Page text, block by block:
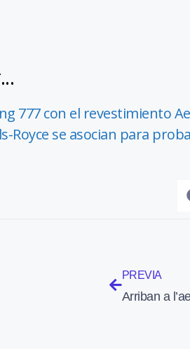
777 con el revestimiento
Royce se asocian para
PREVIA